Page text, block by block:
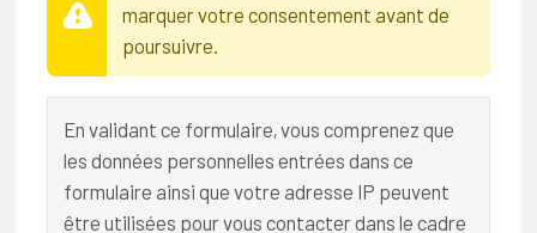
Gymnastique
Gymnastique rythmique
Yoga
Sports nautiques
marquer votre consentement avant de
poursuivre.
En validant ce formulaire, vous comprenez que
les données personnelles entrées dans ce
formulaire ainsi que votre adresse IP peuvent
être utilisées pour vous contacter dans le cadre